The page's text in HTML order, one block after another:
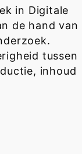
in Digitale
de hand van
tussen
inhoud